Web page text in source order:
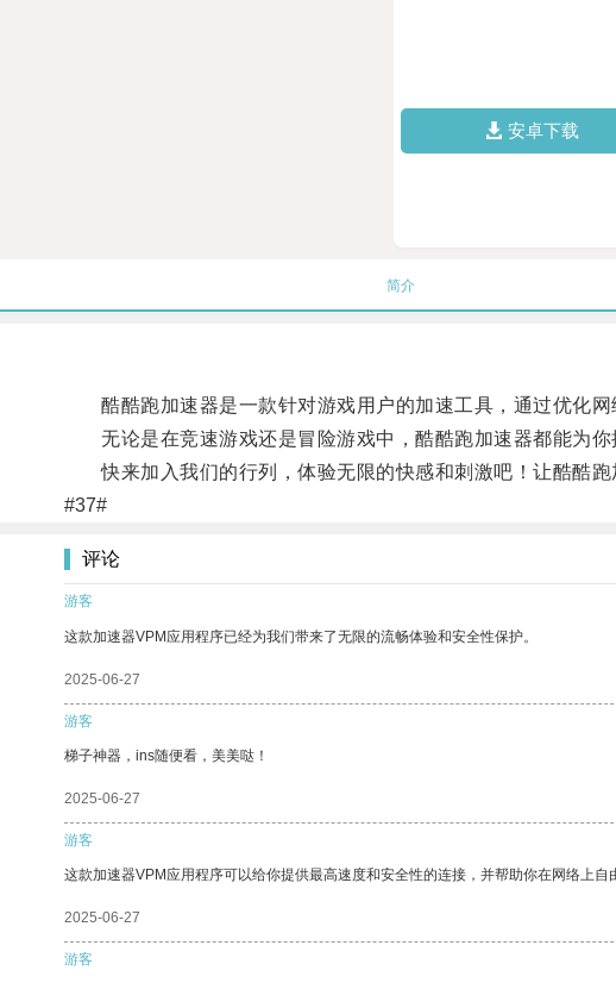
安卓下载
简介
酷酷跑加速器是一款针对游戏用户的加速工具，通过优化网
无论是在竞速游戏还是冒险游戏中，酷酷跑加速器都能为你
快来加入我们的行列，体验无限的快感和刺激吧！让酷酷跑
#37#
评论
游客
这款加速器VPM应用程序已经为我们带来了无限的流畅体验和安全性保护。
2025-06-27
游客
梯子神器，ins随便看，美美哒！
2025-06-27
游客
这款加速器VPM应用程序可以给你提供最高速度和安全性的连接，并帮助你在网络上自
2025-06-27
游客